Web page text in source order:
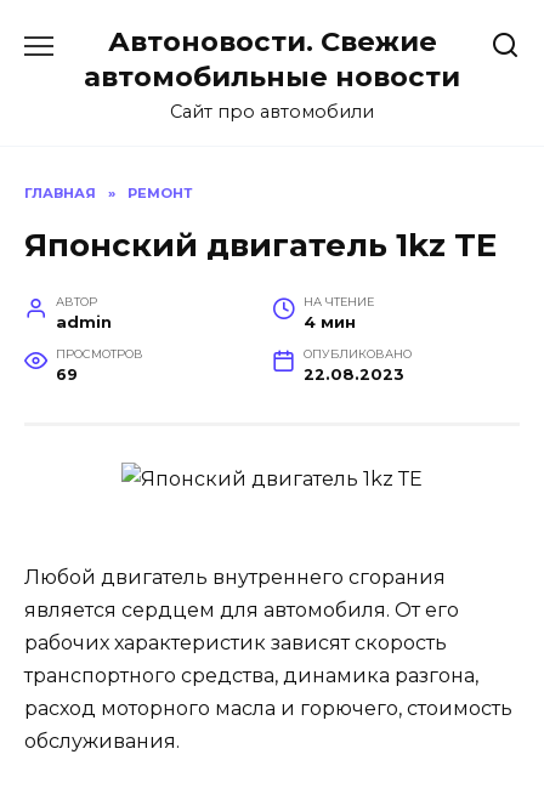
содержанию
Автоновости. Свежие
автомобильные новости
Сайт про автомобили
ГЛАВНАЯ » РЕМОНТ
Японский двигатель 1kz ТЕ
АВТОР
admin
НА ЧТЕНИЕ
4 мин
ПРОСМОТРОВ
69
ОПУБЛИКОВАНО
22.08.2023
Любой двигатель внутреннего сгорания
является сердцем для автомобиля. От его
рабочих характеристик зависят скорость
транспортного средства, динамика разгона,
расход моторного масла и горючего, стоимость
обслуживания.